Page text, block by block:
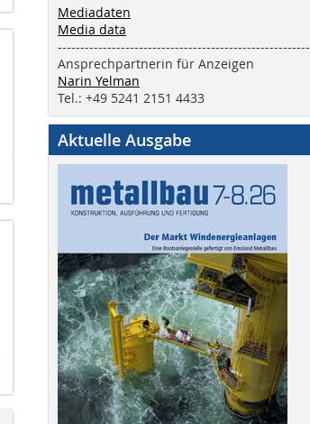
Mediadaten
Media data
--------------------------------------------------------
Ansprechpartnerin für Anzeigen
Narin Yelman
Tel.: +49 5241 2151 4433
Aktuelle Ausgabe